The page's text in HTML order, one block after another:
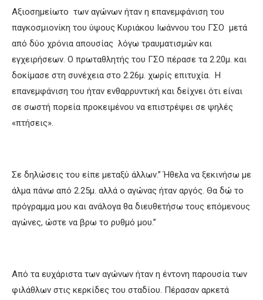
Αξιοσημείωτο των αγώνων ήταν η επανεμφάνιση του
παγκοσμιονίκη του ύψους Κυριάκου Ιωάννου του ΓΣΟ μετά
από δύο χρόνια απουσίας λόγω τραυματισμών και
εγχειρήσεων. Ο πρωταθλητής του ΓΣΟ πέρασε τα 2.20μ. και
δοκίμασε στη συνέχεια στο 2.26μ. χωρίς επιτυχία. Η
επανεμφάνιση του ήταν ενθαρρυντική και δείχνει ότι είναι
σε σωστή πορεία προκειμένου να επιστρέψει σε ψηλές
«πτήσεις».
Σε δηλώσεις του είπε μεταξύ άλλων.’’ Ήθελα να ξεκινήσω με
άλμα πάνω από 2.25μ. αλλά ο αγώνας ήταν αργός. Θα δώ το
πρόγραμμα μου και ανάλογα θα διευθετήσω τους επόμενους
αγώνες, ώστε να βρω το ρυθμό μου.’’
Από τα ευχάριστα των αγώνων ήταν η έντονη παρουσία των
φιλάθλων στις κερκίδες του σταδίου. Πέρασαν αρκετά